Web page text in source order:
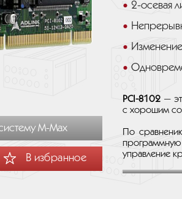
систему М-Мах
В избранное
2-осевая
PCI-8102 —
с хорошим
По
управление